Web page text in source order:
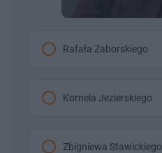
Rafała Zaborskiego
Kornela Jezierskiego
Zbigniewa Stawickiego